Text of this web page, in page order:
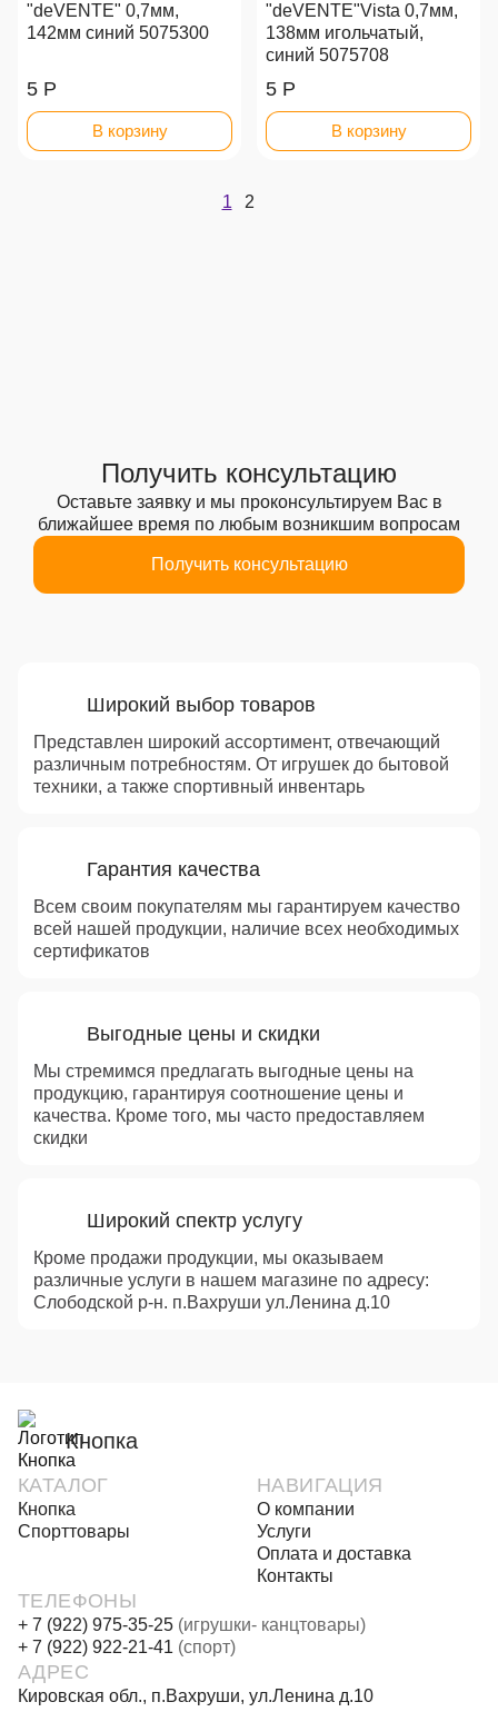
"deVENTE" 0,7мм,
142мм синий 5075300
5 Р
В корзину
"deVENTE"Vista 0,7мм,
138мм игольчатый,
синий 5075708
5 Р
В корзину
1 2
Получить консультацию
Оставьте заявку и мы проконсультируем Вас в
ближайшее время по любым возникшим вопросам
Получить консультацию
Широкий выбор товаров
Представлен широкий ассортимент, отвечающий
различным потребностям. От игрушек до бытовой
техники, а также спортивный инвентарь
Гарантия качества
Всем своим покупателям мы гарантируем качество
всей нашей продукции, наличие всех необходимых
сертификатов
Выгодные цены и скидки
Мы стремимся предлагать выгодные цены на
продукцию, гарантируя соотношение цены и
качества. Кроме того, мы часто предоставляем
скидки
Широкий спектр услугу
Кроме продажи продукции, мы оказываем
различные услуги в нашем магазине по адресу:
Слободской р-н. п.Вахруши ул.Ленина д.10
Кнопка
КАТАЛОГ
Кнопка
Спорттовары
НАВИГАЦИЯ
О компании
Услуги
Оплата и доставка
Контакты
ТЕЛЕФОНЫ
+ 7 (922) 975-35-25 (игрушки- канцтовары)
+ 7 (922) 922-21-41 (спорт)
АДРЕС
Кировская обл., п.Вахруши, ул.Ленина д.10